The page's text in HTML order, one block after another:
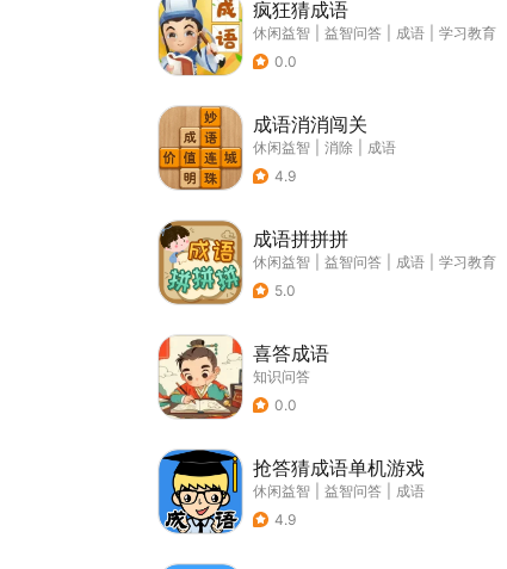
疯狂猜成语
休闲益智 益智问答 成语
学习教育
0.0
成语消消闯关
休闲益智 消除
成语
4.9
成语拼拼拼
休闲益智 益智问答 成语
学习教育
5.0
喜答成语
知识问答
0.0
抢答猜成语单机游戏
休闲益智 益智问答
成语
4.9